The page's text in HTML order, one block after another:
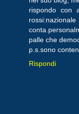
rispondo con
palle che
p.s.sono
Rispondi